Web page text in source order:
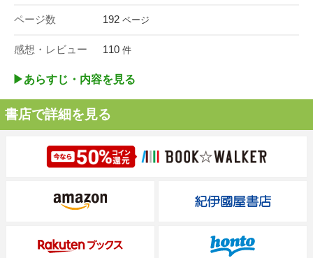
ページ数 192 ページ
感想・レビュー 110 件
▶︎あらすじ・内容を見る
書店で詳細を見る